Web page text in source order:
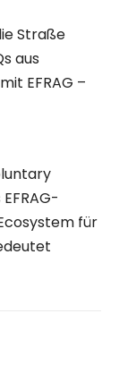
Straße
aus
EFRAG –
für